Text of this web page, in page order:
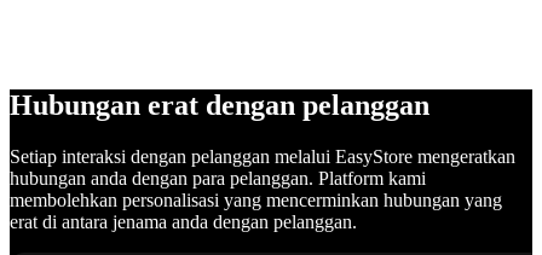
Hubungan erat dengan pelanggan
Setiap interaksi dengan pelanggan melalui EasyStore mengeratkan
hubungan anda dengan para pelanggan. Platform kami
membolehkan personalisasi yang mencerminkan hubungan yang
erat di antara jenama anda dengan pelanggan.